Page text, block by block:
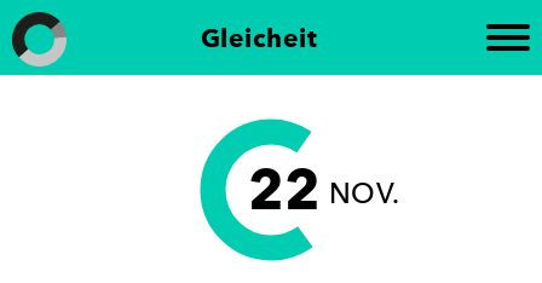
Weiter
zum
Inhalt
Förderung der politischen Gleichberechtigung von
Frauen in Brandenburg ein. Die Initiative
unterstützt die Beteiligung von Frauen an
politischen Prozessen und setzt sich für eine
paritätische Vertretung in politischen Gremien ein
Gleicheit
22 NOV.